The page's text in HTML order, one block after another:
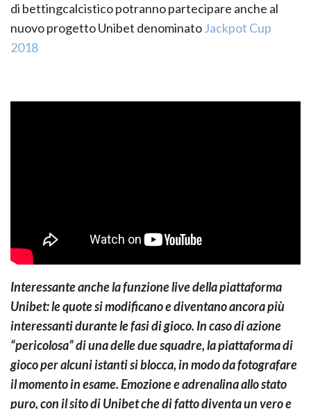
di bettingcalcistico potranno partecipare anche al
nuovo progettoUnibet denominatoJackpot Cup
2018
Interessante anche la funzione live della piattaforma
Unibet: le quote si modificano e diventano ancora più
interessanti durante le fasi di gioco. In caso di azione
“pericolosa” di una delle due squadre, la piattaforma di
gioco per alcuni istanti si blocca, in modo da fotografare
il momento in esame. Emozione e adrenalina allo stato
puro, con il sito di Unibet che di fatto diventa un vero e